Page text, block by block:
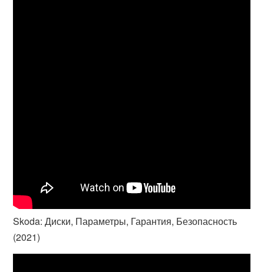
Skoda: Диски, Параметры, Гарантия, Безопасность
(2021)